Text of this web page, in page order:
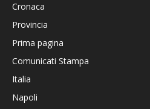
Cronaca
Provincia
Prima pagina
Comunicati Stampa
Italia
Napoli